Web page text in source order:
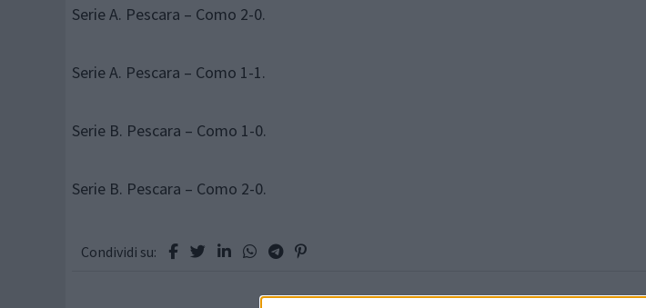
Serie A. Pescara – Como 2-0.
Serie A. Pescara – Como 1-1.
Serie B. Pescara – Como 1-0.
Serie B. Pescara – Como 2-0.
Condividi su: